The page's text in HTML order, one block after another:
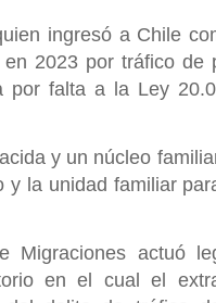
ingresó a Chile
2023 por tráfico de
por falta a la Ley
y un núcleo
y la unidad familiar
actuó
en el cual el